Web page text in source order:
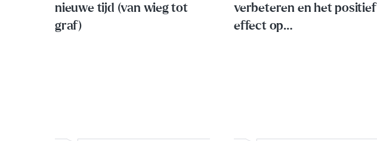
nieuwe tijd (van wieg tot
graf)
verbeteren en het positief
effect op